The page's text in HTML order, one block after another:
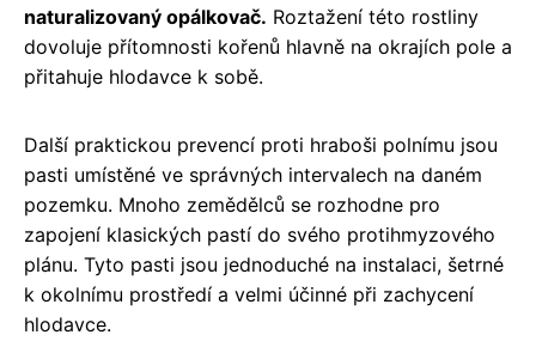
naturalizovaný opálkovač. Roztažení této rostliny
dovoluje přítomnosti kořenů hlavně na okrajích pole a
přitahuje hlodavce k sobě.
Další praktickou prevencí proti hraboši polnímu jsou
pasti umístěné ve správných intervalech na daném
pozemku. Mnoho zemědělců se rozhodne pro
zapojení klasických pastí do svého protihmyzového
plánu. Tyto pasti jsou jednoduché na instalaci, šetrné
k okolnímu prostředí a velmi účinné při zachycení
hlodavce.